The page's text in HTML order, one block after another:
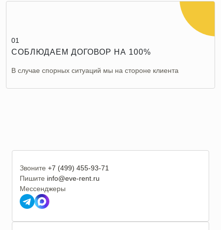
01
СОБЛЮДАЕМ ДОГОВОР НА 100%
В случае спорных ситуаций мы на стороне клиента
Звоните +7 (499) 455-93-71
Пишите info@eve-rent.ru
Мессенджеры